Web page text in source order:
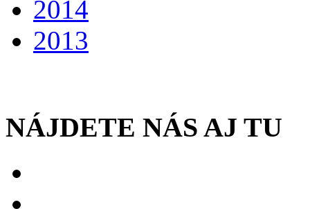
2014
2013
NÁJDETE NÁS AJ TU